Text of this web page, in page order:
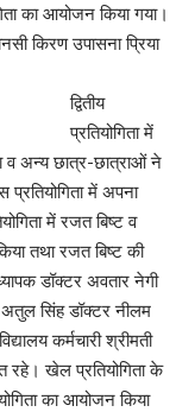
का आयोजन किया गया।
किरण उपासना प्रिया
द्वितीय
प्रतियोगिता में
व अन्य छात्र-छात्राओं ने
में अपना
में रजत बिष्ट व
तथा रजत बिष्ट की
डॉक्टर अवतार नेगी
अतुल सिंह डॉक्टर नीलम
कर्मचारी श्रीमती
खेल प्रतियोगिता के
का आयोजन किया